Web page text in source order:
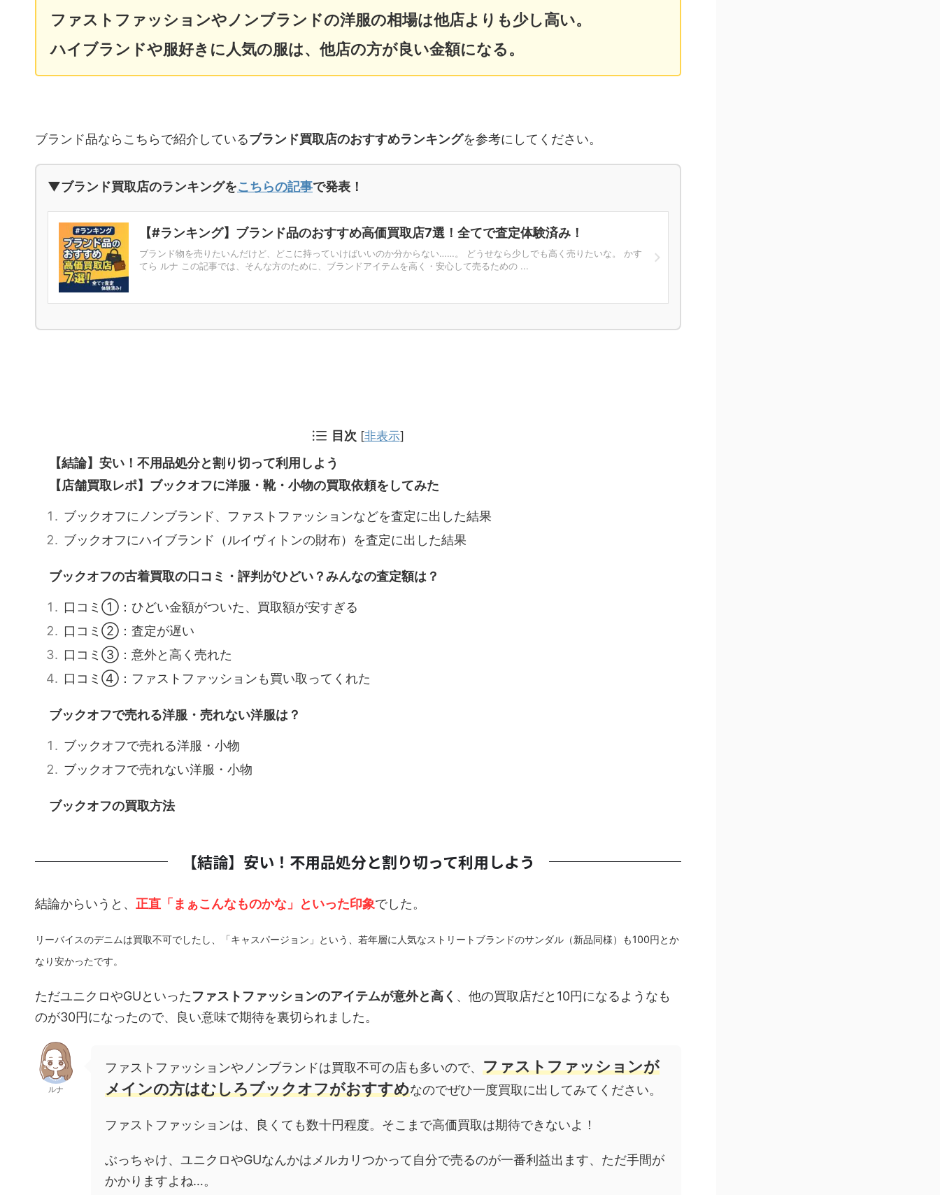
ファストファッションやノンブランドの洋服の相場は他店よりも少し高い。
ハイブランドや服好きに人気の服は、他店の方が良い金額になる。
ブランド品ならこちらで紹介しているブランド買取店のおすすめランキングを参考にしてください。
▼ブランド買取店のランキングをこちらの記事で発表！
【#ランキング】ブランド品のおすすめ高価買取店7選！全てで査定体験済み！
ブランド物を売りたいんだけど、どこに持っていけばいいのか分からない……。 どうせなら少しでも高く売りたいな。 かす
てら ルナ この記事では、そんな方のために、ブランドアイテムを高く・安心して売るための ...
目次 [非表示]
【結論】安い！不用品処分と割り切って利用しよう
【店舗買取レポ】ブックオフに洋服・靴・小物の買取依頼をしてみた
ブックオフにノンブランド、ファストファッションなどを査定に出した結果
ブックオフにハイブランド（ルイヴィトンの財布）を査定に出した結果
ブックオフの古着買取の口コミ・評判がひどい？みんなの査定額は？
口コミ①：ひどい金額がついた、買取額が安すぎる
口コミ②：査定が遅い
口コミ③：意外と高く売れた
口コミ④：ファストファッションも買い取ってくれた
ブックオフで売れる洋服・売れない洋服は？
ブックオフで売れる洋服・小物
ブックオフで売れない洋服・小物
ブックオフの買取方法
【結論】安い！不用品処分と割り切って利用しよう
結論からいうと、 正直「まぁこんなものかな」といった印象でした。
リーバイスのデニムは買取不可でしたし、「キャスパージョン」という、若年層に人気なストリートブランドのサンダル（新品同様）も100円とか
なり安かったです。
ただユニクロやGUといったファストファッションのアイテムが意外と高く 、他の買取店だと10円になるようなも
のが30円になったので、良い意味で期待を裏切られました。
ルナ
ファストファッションやノンブランドは買取不可の店も多いので、 ファストファッションが
メインの方はむしろブックオフがおすすめなのでぜひ一度買取に出してみてください。
ファストファッションは、良くても数十円程度。そこまで高価買取は期待できないよ！
ぶっちゃけ、ユニクロやGUなんかはメルカリつかって自分で売るのが一番利益出ます、ただ手間が
かかりますよね…。